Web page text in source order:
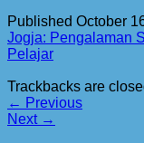
Published October
Jogja: Pengalaman
Pelajar
Trackbacks are
← Previous
Next →